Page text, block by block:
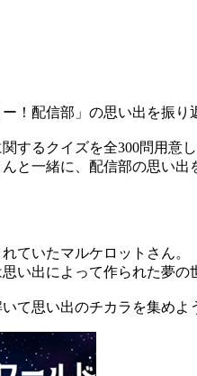
！配信部」の思い出を振り
するクイズを全300問用意し
と一緒に、配信部の思い出
ていたマルケロットさん。
い出によって作られた夢の
て思い出のチカラを集めよ